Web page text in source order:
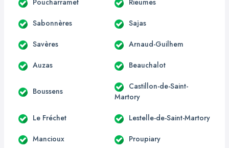
Sabonnères Sajas
Savères Arnaud-Guilhem
Auzas Beauchalot
Boussens
Castillon-de-Saint-
Martory
Le Fréchet Lestelle-de-Saint-Martory
Mancioux Proupiary